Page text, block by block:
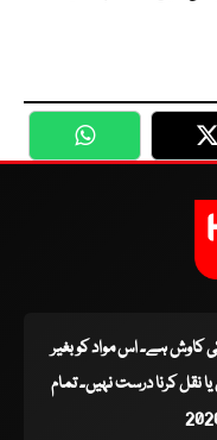
WhatsApp
کی کاوش ہے۔ اس مواد کو بغیر
کرنا درست نہیں۔ تمام